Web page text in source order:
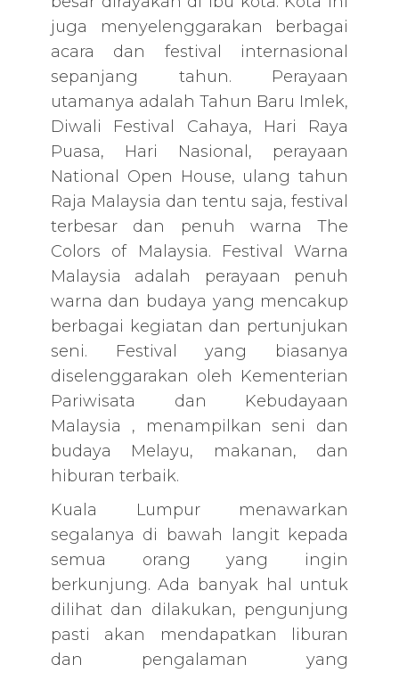
juga menyelenggarakan berbagai
acara dan festival internasional
sepanjang tahun. Perayaan
utamanya adalah Tahun Baru Imlek,
Diwali Festival Cahaya, Hari Raya
Puasa, Hari Nasional, perayaan
National Open House, ulang tahun
Raja Malaysia dan tentu saja, festival
terbesar dan penuh warna The
Colors of Malaysia. Festival Warna
Malaysia adalah perayaan penuh
warna dan budaya yang mencakup
berbagai kegiatan dan pertunjukan
seni. Festival yang biasanya
diselenggarakan oleh Kementerian
Pariwisata dan Kebudayaan
Malaysia , menampilkan seni dan
budaya Melayu, makanan, dan
hiburan terbaik.
Kuala Lumpur menawarkan
segalanya di bawah langit kepada
semua orang yang ingin
berkunjung. Ada banyak hal untuk
dilihat dan dilakukan, pengunjung
pasti akan mendapatkan liburan
dan pengalaman yang